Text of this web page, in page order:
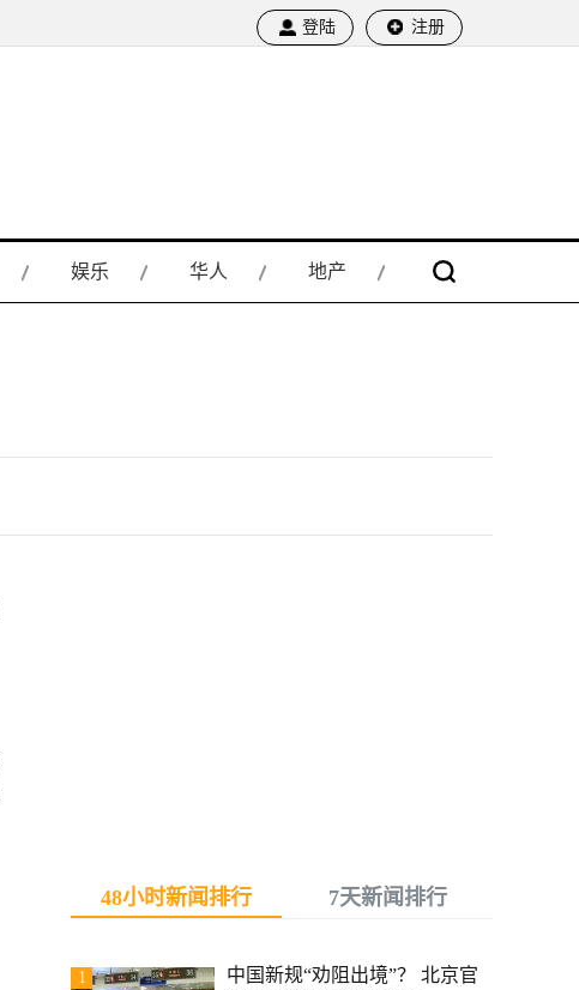
登陆 注册
娱乐 华人 地产
48小时新闻排行 7天新闻排行
1
中国新规“劝阻出境”？ 北京官